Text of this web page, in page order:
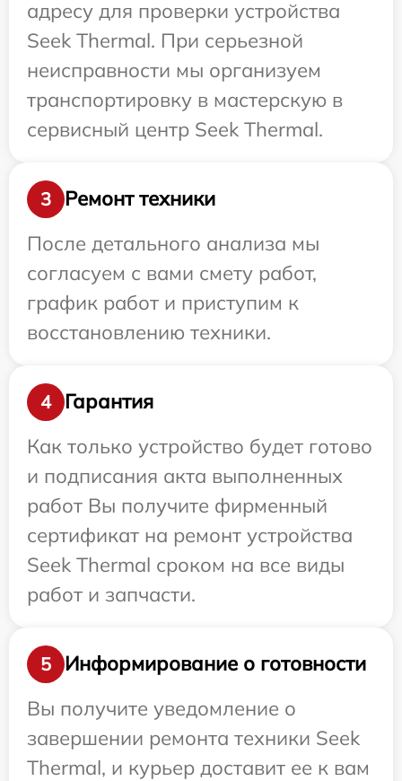
адресу для проверки устройства
Seek Thermal. При серьезной
неисправности мы организуем
транспортировку в мастерскую в
сервисный центр Seek Thermal.
3
Ремонт техники
После детального анализа мы
согласуем с вами смету работ,
график работ и приступим к
восстановлению техники.
4
Гарантия
Как только устройство будет готово
и подписания акта выполненных
работ Вы получите фирменный
сертификат на ремонт устройства
Seek Thermal сроком на все виды
работ и запчасти.
5
Информирование о готовности
Вы получите уведомление о
завершении ремонта техники Seek
Thermal, и курьер доставит ее к вам